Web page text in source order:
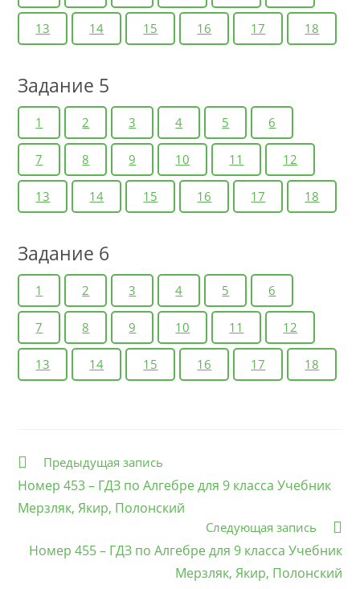
13 14 15 16 17 18
Задание 5
1 2 3 4 5 6
7 8 9 10 11 12
13 14 15 16 17 18
Задание 6
1 2 3 4 5 6
7 8 9 10 11 12
13 14 15 16 17 18
Еще
Предыдущая запись
Номер 453 – ГДЗ по Алгебре для 9 класса Учебник
Мерзляк, Якир, Полонский
Следующая запись
Номер 455 – ГДЗ по Алгебре для 9 класса Учебник
Мерзляк, Якир, Полонский